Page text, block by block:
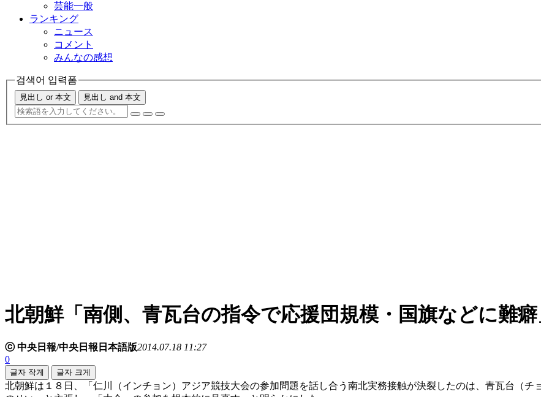
芸能一般
ランキング
ニュース
コメント
みんなの感想
검색어 입력폼
見出し or 本文 見出し and 本文
北朝鮮「南側、青瓦台の指令で応援団規模・国旗などに難癖
ⓒ 中央日報/中央日報日本語版2014.07.18 11:27
0
글자 작게 글자 크게
北朝鮮は１８日、「仁川（インチョン）アジア競技大会の参加問題を話し合う南北実務接触が決裂したのは、青瓦台（